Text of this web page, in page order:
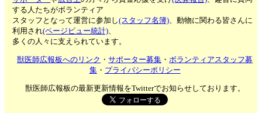
する人たちがボランティア
スタッフとなって運営に参加し(スタッフ名簿)、動物に関わる皆さんに
利用され(ページビュー統計)、
多くの人々に支えられています。
獣医師広報板へのリンク ・サポーター募集 ・ボランティアスタッフ募
集・ プライバシーポリシー
獣医師広報板の最新更新情報をTwitterでお知らせしております。